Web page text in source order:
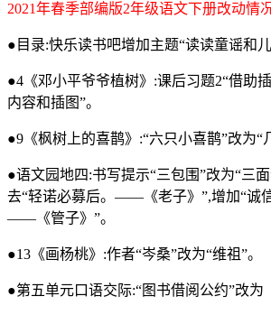
2021年春季部编版2年级语文下册改动情
●目录:快乐读书吧增加主题“读读童谣和儿
●4《邓小平爷爷植树》:课后习题2“借助
内容和插图”。
●9《枫树上的喜鹊》:“六只小喜鹊”改为“
●语文园地四:书写提示“三包围”改为“三
去“轻诺必募后。——《老子》”,增加“诚
——《管子》”。
●13《画杨桃》:作者“岑桑”改为“维祖”。
●第五单元口语交际:“图书借阅公约”改为